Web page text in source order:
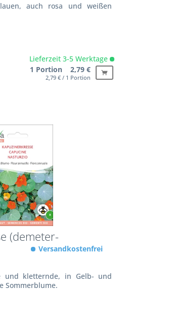
auch rosa und weißen
Lieferzeit 3-5 Werktage
1 Portion 2,79 €
2,79 € / 1 Portion
(demeter-
und kletternde, in Gelb- und
Sommerblume.
Versandkostenfrei